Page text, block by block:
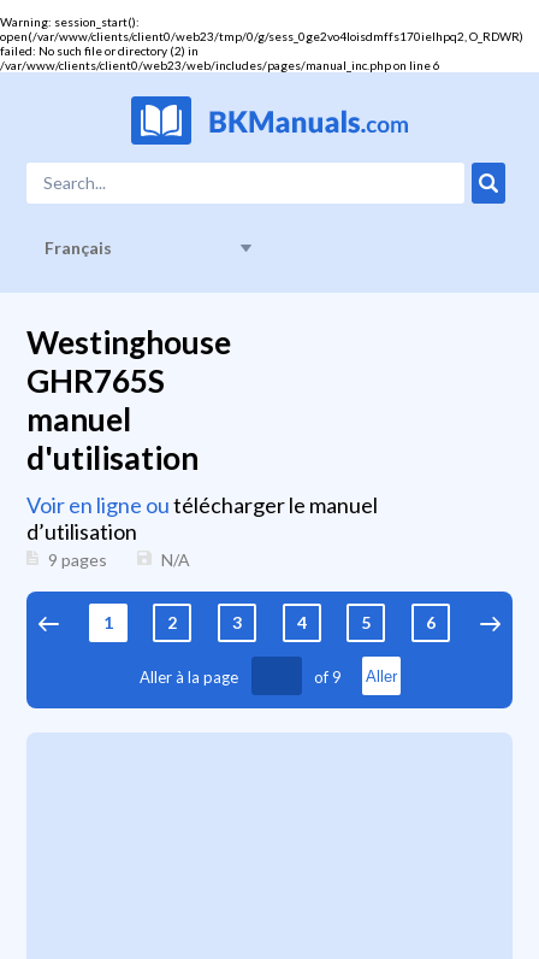
Warning: session_start():
open(/var/www/clients/client0/web23/tmp/0/g/sess_0ge2vo4loisdmffs170ielhpq2, O_RDWR)
failed: No such file or directory (2) in
/var/www/clients/client0/web23/web/includes/pages/manual_inc.phpon line6
Français
Westinghouse
GHR765S
manuel
d'utilisation
Voir en ligne outélécharger le manuel
d’utilisation
9 pages N/A
1 2 3 4 5 6 7
Aller à la page of9 Aller